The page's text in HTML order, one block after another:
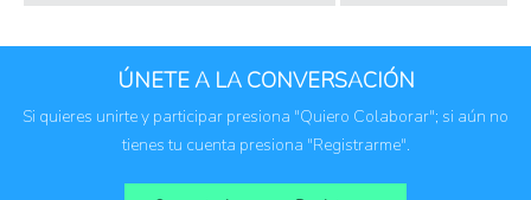
ÚNETE A LA CONVERSACIÓN
Si quieres unirte y participar presiona "Quiero Colaborar"; si aún no
tienes tu cuenta presiona "Registrarme".